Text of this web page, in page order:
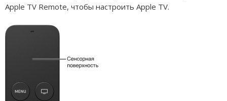
Apple TV Remote, чтобы настроить Apple TV.